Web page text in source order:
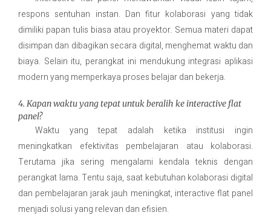
respons sentuhan instan. Dan fitur kolaborasi yang tidak
dimiliki papan tulis biasa atau proyektor. Semua materi dapat
disimpan dan dibagikan secara digital, menghemat waktu dan
biaya. Selain itu, perangkat ini mendukung integrasi aplikasi
modern yang memperkaya proses belajar dan bekerja.
4. Kapan waktu yang tepat untuk beralih ke interactive flat
panel?
Waktu yang tepat adalah ketika institusi ingin
meningkatkan efektivitas pembelajaran atau kolaborasi.
Terutama jika sering mengalami kendala teknis dengan
perangkat lama. Tentu saja, saat kebutuhan kolaborasi digital
dan pembelajaran jarak jauh meningkat, interactive flat panel
menjadi solusi yang relevan dan efisien.